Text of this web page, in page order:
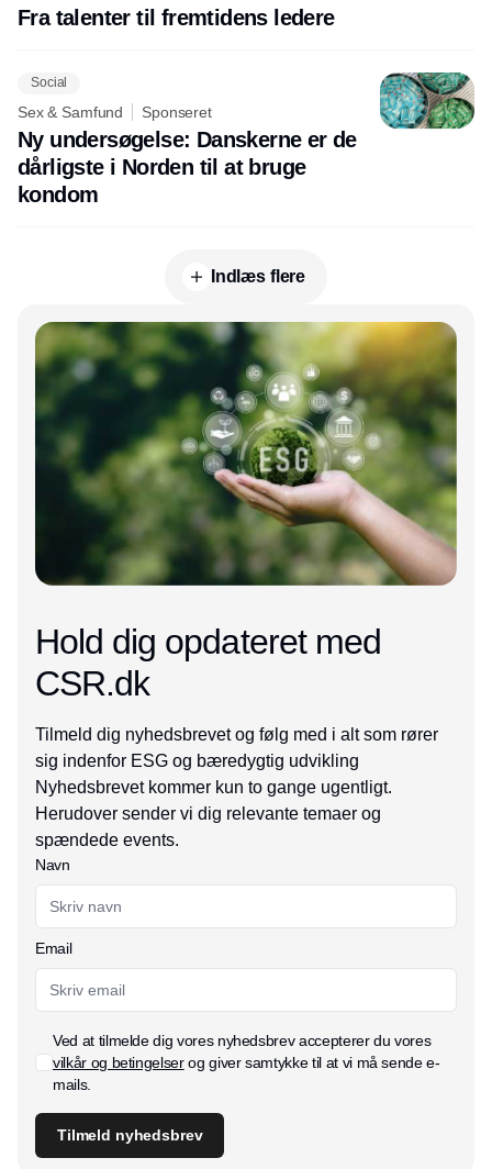
Fra talenter til fremtidens ledere
Social
Sex & Samfund Sponseret
Ny undersøgelse: Danskerne er de
dårligste i Norden til at bruge
kondom
Indlæs flere
Annonce
Hold dig opdateret med
CSR.dk
Tilmeld dig nyhedsbrevet og følg med i alt som rører
sig indenfor ESG og bæredygtig udvikling
Nyhedsbrevet kommer kun to gange ugentligt.
Herudover sender vi dig relevante temaer og
spændede events.
Navn
Email
Ved at tilmelde dig vores nyhedsbrev accepterer du vores
vilkår og betingelserog giver samtykke til at vi må sende e-
mails.
Tilmeld nyhedsbrev